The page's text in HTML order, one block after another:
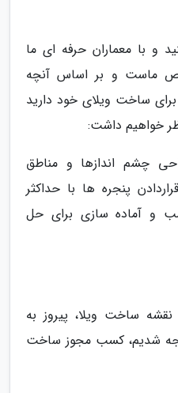
و با معماران حرفه ای ما
ماست و بر اساس آنچه
ساخت ویلای خود دارید
خواهیم داشت:
چشم اندازها و مناطق
پنجره ها با حداکثر
و آماده سازی برای حل
ساخت ویلا، پیروز به
شدیم، کسب مجوز ساخت